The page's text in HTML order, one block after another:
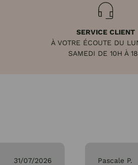
SERVICE CLIENT
À VOTRE ÉCOUTE DU
SAMEDI DE 10H À
31/07/2026 Pascale P.